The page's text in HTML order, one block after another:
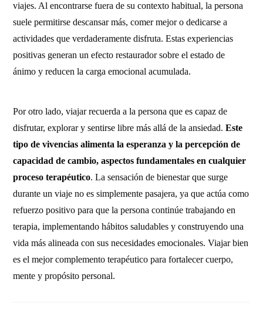
viajes. Al encontrarse fuera de su contexto habitual, la persona
suele permitirse descansar más, comer mejor o dedicarse a
actividades que verdaderamente disfruta. Estas experiencias
positivas generan un efecto restaurador sobre el estado de
ánimo y reducen la carga emocional acumulada.
Por otro lado, viajar recuerda a la persona que es capaz de
disfrutar, explorar y sentirse libre más allá de la ansiedad.Este
tipo de vivencias alimenta la esperanza y la percepción de
capacidad de cambio, aspectos fundamentales en cualquier
proceso terapéutico. La sensación de bienestar que surge
durante un viaje no es simplemente pasajera, ya que actúa como
refuerzo positivo para que la persona continúe trabajando en
terapia, implementando hábitos saludables y construyendo una
vida más alineada con sus necesidades emocionales. Viajar bien
es el mejor complemento terapéutico para fortalecer cuerpo,
mente y propósito personal.